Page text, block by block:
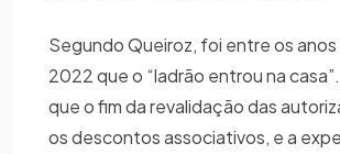
Segundo Queiroz, foi entre os anos
2022 que o “ladrão entrou na
que o fim da revalidação das
os descontos associativos, e a